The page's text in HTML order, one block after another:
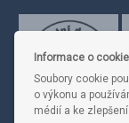
Informace o
Soubory cookie
o výkonu a
médií a ke